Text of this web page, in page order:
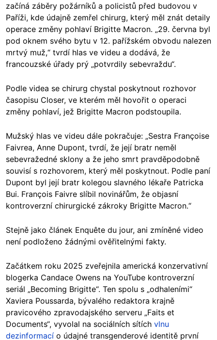
začíná záběry požárníků a policistů před budovou v
Paříži, kde údajně zemřel chirurg, který měl znát detaily
operace změny pohlaví Brigitte Macron. „29. června byl
pod oknem svého bytu v 12. pařížském obvodu nalezen
mrtvý muž,“ tvrdí hlas ve videu a dodává, že
francouzské úřady prý „potvrdily sebevraždu“.
Podle videa se chirurg chystal poskytnout rozhovor
časopisu Closer, ve kterém měl hovořit o operaci
změny pohlaví, jež Brigitte Macron podstoupila.
Mužský hlas ve videu dále pokračuje: „Sestra Françoise
Faivrea, Anne Dupont, tvrdí, že její bratr neměl
sebevražedné sklony a že jeho smrt pravděpodobně
souvisí s rozhovorem, který měl poskytnout. Podle paní
Dupont byl její bratr kolegou slavného lékaře Patricka
Bui. François Faivre slíbil novinářům, že objasní
kontroverzní chirurgické zákroky Brigitte Macron.“
Stejně jako článek Enquête du jour, ani zmíněné video
není podloženo žádnými ověřitelnými fakty.
Začátkem roku 2025 zveřejnila americká konzervativní
blogerka Candace Owens na YouTube kontroverzní
seriál „Becoming Brigitte“. Ten spolu s „odhaleními“
Xaviera Poussarda, bývalého redaktora krajně
pravicového zpravodajského serveru „Faits et
Documents“, vyvolal na sociálních sítích vlnu
dezinformací o údajné transgenderové identitě první